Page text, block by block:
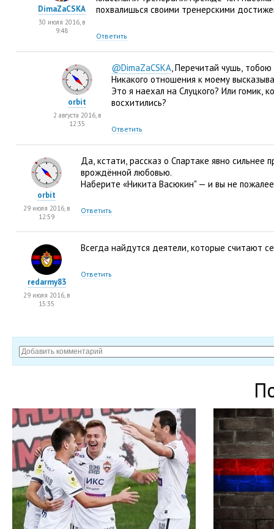
похвалишься своими тренерскими
Ответить
DimaZaCSKA
30 июля 2016, в
9:48
@DimaZaCSKA, Перечитай чушь, тобою
Никакого отношения к моему
Это я наехал на Слуцкого? Или гомик,
восхитились?
Ответить
orbit
2 августа 2016, в
12:35
Да, кстати, рассказ о Спартаке явно сильнее
врождённой любовью.
Наберите «Никита Васюкин" — и вы не
Ответить
orbit
29 июля 2016, в
12:59
Всегда найдутся деятели, которые считают
Ответить
redarmy83
29 июля 2016, в
15:35